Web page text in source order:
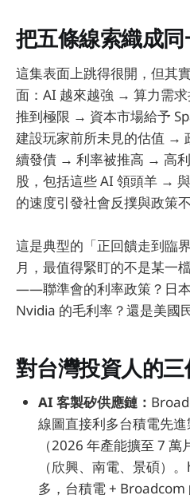
把五條線索織成
這集表面上跳得很開，但其
面：AI 越來越強 → 算力需
推到極限 → 資本市場給予
建設玩家前所未見的估值 →
續發債 → 利率被推高 → 高
股，包括這些 AI 領頭羊 →
的速度引發社會反撲與政策不
這是典型的「正回饋走到臨
月，最值得緊盯的不是某一
——聯準會的利率政策？日本
Nvidia 的毛利率？還是美國
對台灣投資人的
AI 客製矽供應鏈：
線圖直接利多台積電先
（2026 年產能擴至 7
（欣興、南電、景碩）
多，台積電 + Broadcom